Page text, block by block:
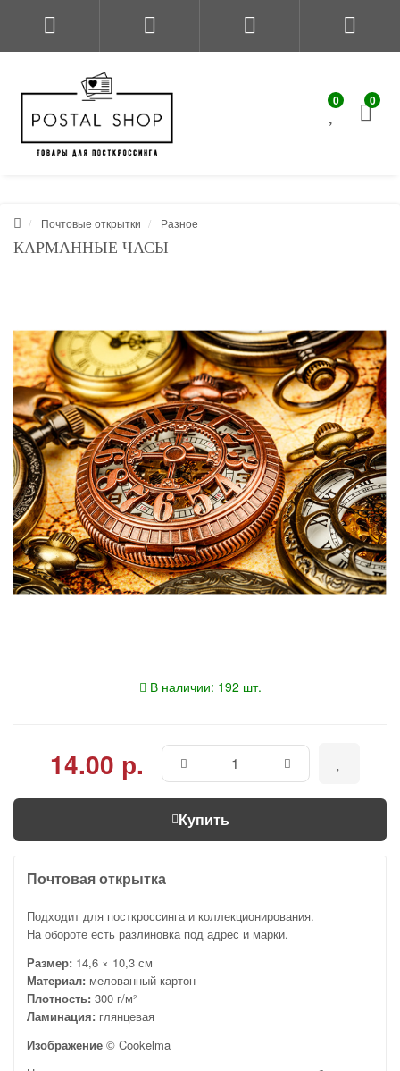
0 0
Почтовые открытки Разное
КАРМАННЫЕ ЧАСЫ
В наличии: 192 шт.
14.00 р.
Купить
Почтовая открытка
Подходит для посткроссинга и коллекционирования.
На обороте есть разлиновка под адрес и марки.
Размер: 14,6 × 10,3 см
Материал: мелованный картон
Плотность: 300 г/м²
Ламинация: глянцевая
Изображение © Cookelma